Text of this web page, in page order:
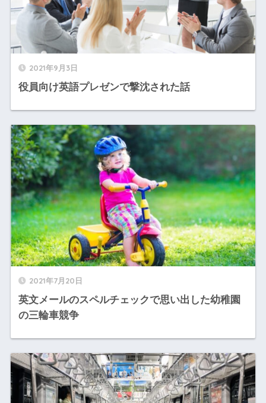
2021年9月3日
役員向け英語プレゼンで撃沈された話
2021年7月20日
英文メールのスペルチェックで思い出した幼稚園
の三輪車競争